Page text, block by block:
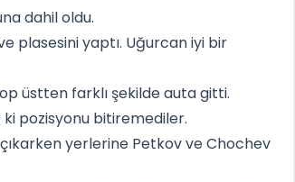
dahil oldu.
plasesini yaptı. Uğurcan iyi bir
üstten farklı şekilde auta gitti.
pozisyonu bitiremediler.
yerlerine Petkov ve Chochev